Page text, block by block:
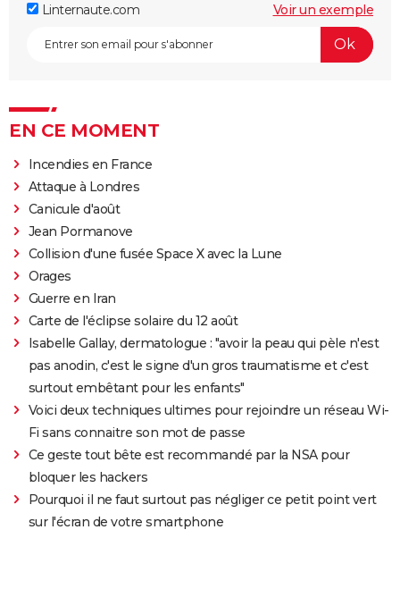
Linternaute.com Voir un exemple
EN CE MOMENT
Incendies en France
Attaque à Londres
Canicule d'août
Jean Pormanove
Collision d'une fusée Space X avec la Lune
Orages
Guerre en Iran
Carte de l'éclipse solaire du 12 août
Isabelle Gallay, dermatologue : "avoir la peau qui pèle n'est
pas anodin, c'est le signe d'un gros traumatisme et c'est
surtout embêtant pour les enfants"
Voici deux techniques ultimes pour rejoindre un réseau Wi-
Fi sans connaitre son mot de passe
Ce geste tout bête est recommandé par la NSA pour
bloquer les hackers
Pourquoi il ne faut surtout pas négliger ce petit point vert
sur l'écran de votre smartphone